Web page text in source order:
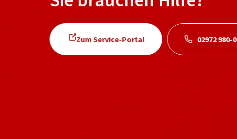
Zum Service-Portal 02972 980-0